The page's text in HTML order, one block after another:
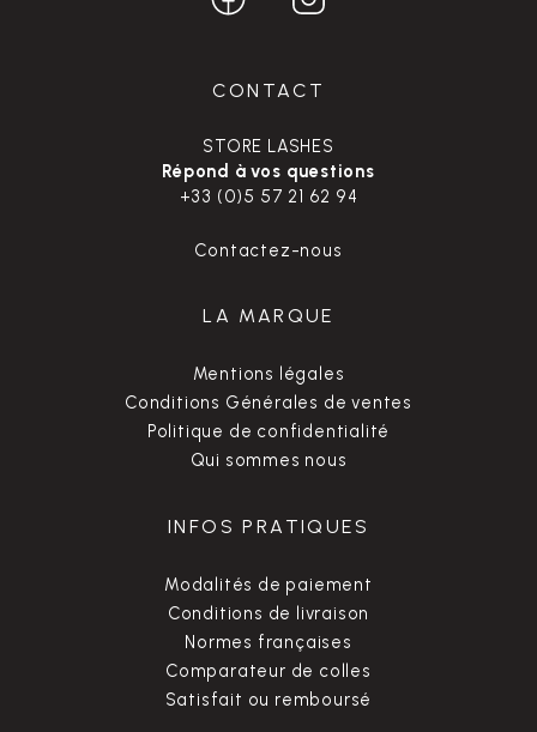
CONTACT
STORE LASHES
Répond à vos questions
+33 (0)5 57 21 62 94
Contactez-nous
LA MARQUE
Mentions légales
Conditions Générales de ventes
Politique de confidentialité
Qui sommes nous
INFOS PRATIQUES
Modalités de paiement
Conditions de livraison
Normes françaises
Comparateur de colles
Satisfait ou remboursé